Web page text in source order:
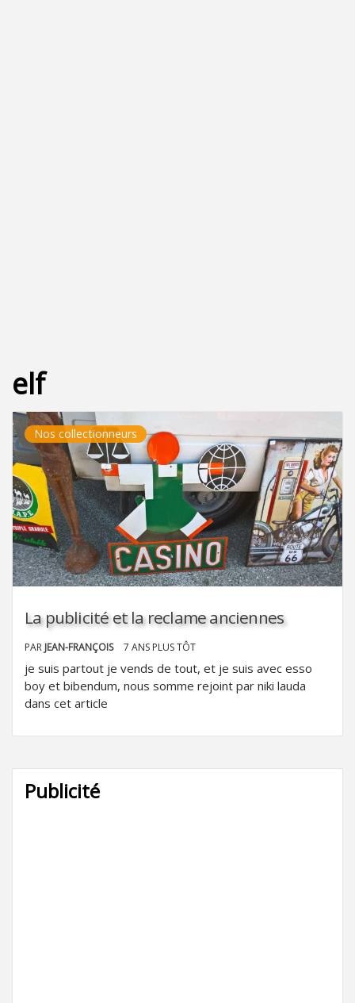
elf
Nos collectionneurs
La publicité et la reclame anciennes
PAR JEAN-FRANÇOIS 7 ANS PLUS TÔT
je suis partout je vends de tout, et je suis avec esso
boy et bibendum, nous somme rejoint par niki lauda
dans cet article
Publicité